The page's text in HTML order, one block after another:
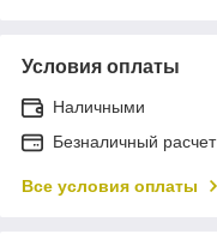
Условия оплаты
Наличными
Безналичный расчет
Все условия оплаты